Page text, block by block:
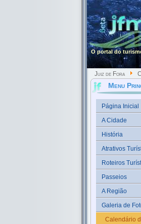
O portal do
Juiz de Fora
Menu
Página Inicial
A Cidade
História
Atrativos
Roteiros
Passeios
A Região
Galeria de
Calendário